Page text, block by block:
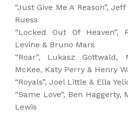
“Just Give Me A Reason”,
Ruess
“Locked Out Of Heaven”,
Levine & Bruno Mars
“Roar”, Lukasz Gottwald,
McKee, Katy Perry & Henry
“Royals”, Joel Little & Ella
“Same Love”, Ben Haggerty,
Lewis